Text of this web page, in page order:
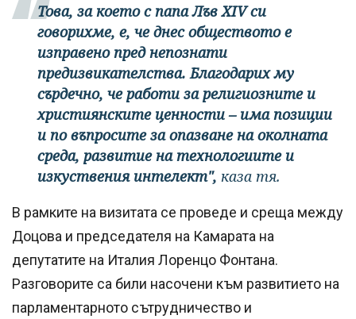
Това, за което с папа Лъв XIV си
говорихме, е, че днес обществото е
изправено пред непознати
предизвикателства. Благодарих му
сърдечно, че работи за религиозните и
християнските ценности – има позиции
и по въпросите за опазване на околната
среда, развитие на технологиите и
изкуствения интелект", каза тя.
В рамките на визитата се проведе и среща между
Доцова и председателя на Камарата на
депутатите на Италия Лоренцо Фонтана.
Разговорите са били насочени към развитието на
парламентарното сътрудничество и